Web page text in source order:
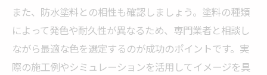
また、防水塗料との相性も確認しましょう。塗料の種類
によって発色や耐久性が異なるため、専門業者と相談し
ながら最適な色を選定するのが成功のポイントです。実
際の施工例やシミュレーションを活用してイメージを具